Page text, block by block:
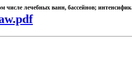
лечебных ванн, бассейнов;